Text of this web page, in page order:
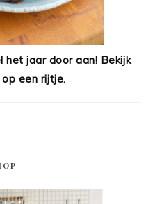
het jaar door aan! Bekijk
een rijtje.